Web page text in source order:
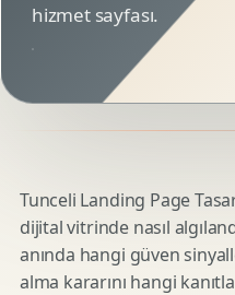
hizmet sayfası.
Tunceli Landing Page
dijital vitrinde nasıl
anında hangi güven
alma kararını hangi